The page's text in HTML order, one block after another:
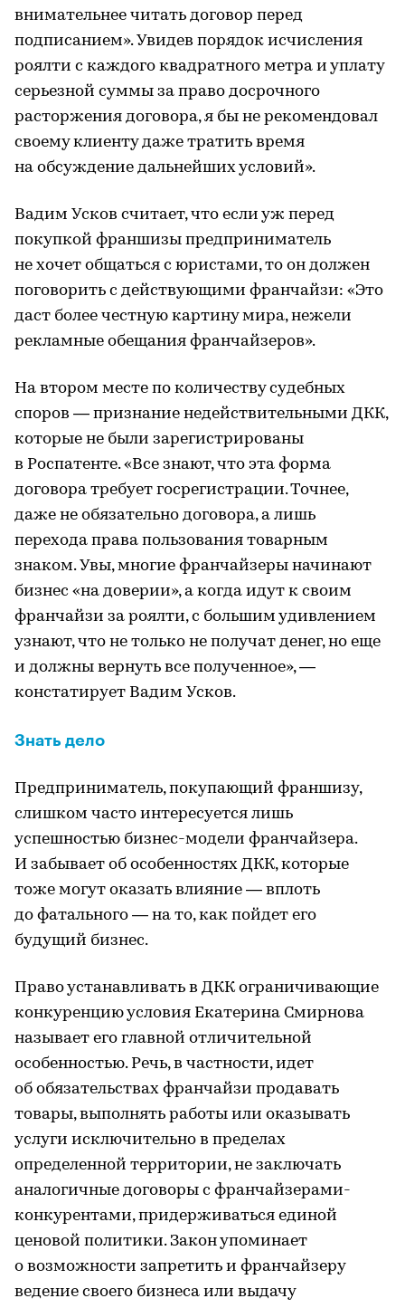
внимательнее читать договор перед
подписанием». Увидев порядок исчисления
роялти с каждого квадратного метра и уплату
серьезной суммы за право досрочного
расторжения договора, я бы не рекомендовал
своему клиенту даже тратить время
на обсуждение дальнейших условий».
Вадим Усков считает, что если уж перед
покупкой франшизы предприниматель
не хочет общаться с юристами, то он должен
поговорить с действующими франчайзи: «Это
даст более честную картину мира, нежели
рекламные обещания франчайзеров».
На втором месте по количеству судебных
споров — признание недействительными ДКК,
которые не были зарегистрированы
в Роспатенте. «Все знают, что эта форма
договора требует госрегистрации. Точнее,
даже не обязательно договора, а лишь
перехода права пользования товарным
знаком. Увы, многие франчайзеры начинают
бизнес «на доверии», а когда идут к своим
франчайзи за роялти, с большим удивлением
узнают, что не только не получат денег, но еще
и должны вернуть все полученное», —
констатирует Вадим Усков.
Знать дело
Предприниматель, покупающий франшизу,
слишком часто интересуется лишь
успешностью бизнес-модели франчайзера.
И забывает об особенностях ДКК, которые
тоже могут оказать влияние — вплоть
до фатального — на то, как пойдет его
будущий бизнес.
Право устанавливать в ДКК ограничивающие
конкуренцию условия Екатерина Смирнова
называет его главной отличительной
особенностью. Речь, в частности, идет
об обязательствах франчайзи продавать
товары, выполнять работы или оказывать
услуги исключительно в пределах
определенной территории, не заключать
аналогичные договоры с франчайзерами-
конкурентами, придерживаться единой
ценовой политики. Закон упоминает
о возможности запретить и франчайзеру
ведение своего бизнеса или выдачу